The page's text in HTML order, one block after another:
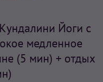
Йоги с
медленное
(5 мин) + отдых